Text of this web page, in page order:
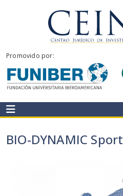
Promovido por:
BIO-DYNAMIC Sport